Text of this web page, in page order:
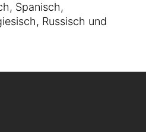
Spanisch,
Russisch und